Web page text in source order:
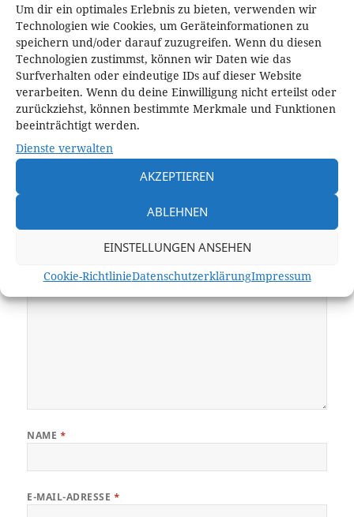
Um dir ein optimales Erlebnis zu bieten, verwenden wir
Technologien wie Cookies, um Geräteinformationen zu
speichern und/oder darauf zuzugreifen. Wenn du diesen
Technologien zustimmst, können wir Daten wie das
Surfverhalten oder eindeutige IDs auf dieser Website
verarbeiten. Wenn du deine Einwilligung nicht erteilst oder
zurückziehst, können bestimmte Merkmale und Funktionen
beeinträchtigt werden.
Dienste verwalten
AKZEPTIEREN
ABLEHNEN
EINSTELLUNGEN ANSEHEN
Cookie-RichtlinieDatenschutzerklärungImpressum
Veröffentlicht
am
12. Mai 2016 Originalgröße
296 × 261
Schreibe einen Kommentar
NAME *
E-MAIL-ADRESSE *